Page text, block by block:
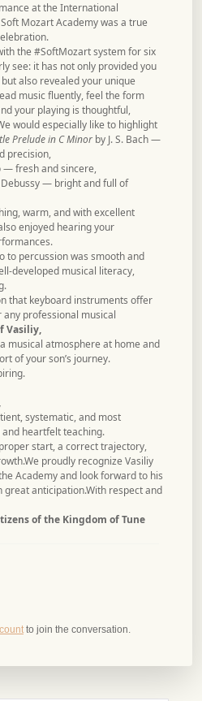
at the International
Mozart Academy was a true
the #SoftMozart system for six
see: it has not only provided you
also revealed your unique
music fluently, feel the form
your playing is thoughtful,
would especially like to highlight
Prelude in C Minor by J. S. Bach —
precision,
— fresh and sincere,
Debussy — bright and full of
warm, and with excellent
enjoyed hearing your
to percussion was smooth and
developed musical literacy,
that keyboard instruments offer
professional musical
Vasiliy,
musical atmosphere at home and
of your son’s journey.
systematic, and most
heartfelt teaching.
start, a correct trajectory,
proudly recognize Vasiliy
Academy and look forward to his
anticipation.With respect and
of the Kingdom of Tune
to join the conversation.